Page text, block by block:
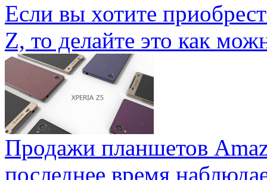
Если вы хотите
Z, то делайте это как
Продажи планшетов
последнее время